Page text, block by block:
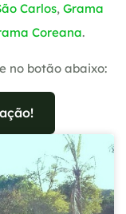
Carlos, Grama
Coreana.
no botão abaixo: